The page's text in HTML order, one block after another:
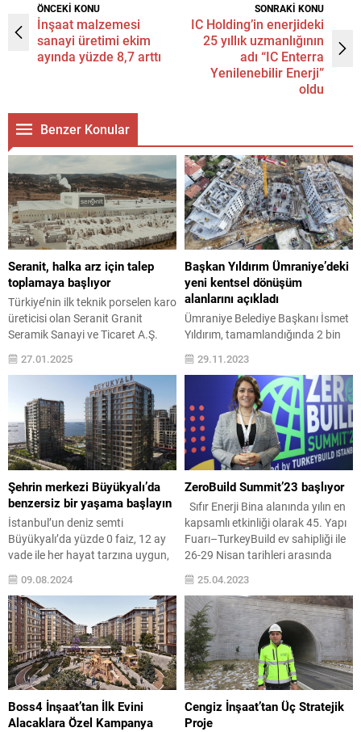
ÖNCEKİ KONU
İnşaat malzemesi
sanayi üretimi ekim
ayında yüzde 8,7 arttı
SONRAKİ KONU
IC Holding’in enerjideki
25 yıllık uzmanlığının
adı “IC Enterra
Yenilenebilir Enerji”
oldu
Benzer Konular
Seranit, halka arz için talep
toplamaya başlıyor
Türkiye’nin ilk teknik porselen karo
üreticisi olan Seranit Granit
Seramik Sanayi ve Ticaret A.Ş.
(Seranit), Sermaye Piyasası
Kurulu’nun (SPK) onayının
ardından Halk Yatırım liderliğinde
halka arz sürecini başlatıyor.
Sektördeki öncü konumu, kaliteli
ürünleri, yenilikçi hizmet
anlayışıyla faaliyetlerini sürdüren
Seranit, paylarını 27-28-29 Ocak
tarihlerinde 12,00 TL sabit fiyat ile
yatırımcılara sunacak....
27.01.2025
Başkan Yıldırım Ümraniye’deki
yeni kentsel dönüşüm
alanlarını açıkladı
Ümraniye Belediye Başkanı İsmet
Yıldırım, tamamlandığında 2 bin
400 kişinin yeni yaşam alanı
olacağı Hekimbaşı Kentsel
Dönüşüm Proje alanında
Ümraniye için hazırladıkları yeni
kentsel dönüşüm alanlarını
açıkladı. Yeni açıklanan Topağacı
Mahallesi 1. ve 2. Etap, İstiklal
Mahallesi Projesi, İnkilap
Mahallesi 1. Etap, Dumlupınar
Mahallesi, Kazım Karabekir
Mahallesi’nde olmak üzere 6...
29.11.2023
Şehrin merkezi Büyükyalı’da
benzersiz bir yaşama başlayın
İstanbul’un deniz semti
Büyükyalı’da yüzde 0 faiz, 12 ay
vade ile her hayat tarzına uygun,
benzersiz mimari yapısıyla bir
yaşam fırsatı sunuyor. Panoramik
deniz manzarası ve yemyeşil
geniş peyzaj bahçeleriyle huzurlu
bir yaşam imkânı sunan
Büyükyalı; pazar yeri, meydanı,
çarşıları ve sosyal aktiviteleriyle
sakinlerine ayrıcalıklı bir yaşamın
kapılarını aralıyor. Büyükyalı’da...
09.08.2024
ZeroBuild Summit’23 başlıyor
Sıfır Enerji Bina alanında yılın en
kapsamlı etkinliği olarak 45. Yapı
Fuarı–TurkeyBuild ev sahipliği ile
26-29 Nisan tarihleri arasında
TÜYAP Fuar ve Kongre
Merkezi’nde gerçekleştirilecek
ZeroBuild Summit’23 4.
Uluslararası Sıfır Enerji Binalar
Zirvesi’ne sayılı günler kaldı.
Küresel ölçekteki en önemli Sıfır
Enerji Bina etkinliği olarak kabul
edilen zirvede, yaklaşık...
25.04.2023
Boss4 İnşaat’tan İlk Evini
Alacaklara Özel Kampanya
Cengiz İnşaat’tan Üç Stratejik
Proje